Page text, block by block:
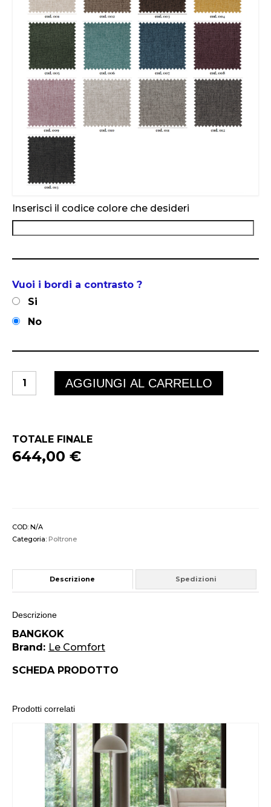
Inserisci il codice colore che desideri
Vuoi i bordi a contrasto ?
Si
No
quantità
AGGIUNGI AL CARRELLO
TOTALE FINALE
644,00 €
COD: N/A
Categoria: Poltrone
Descrizione Spedizioni
Descrizione
BANGKOK
Brand: Le Comfort
SCHEDA PRODOTTO
Prodotti correlati